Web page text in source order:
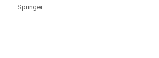
Springer.